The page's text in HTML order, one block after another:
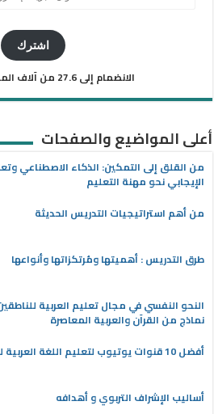
اشترك
الانضمام إلى 27.6 من آلاف المشتركين الآخرين
أعلى المواضيع والصفحات
من القلق إلى التمكين: الذكاء الاصطناعي
الإيجابي نحو مهنة التعليم
من أهم استراتيجيات التدريس الحديثة
طرق التدريس : أهميتها ومُرتكزاتها وأنواعها
النحو النفسي في مجال تعليم العربية
نماذج من القرآن والعربية المعاصرة
أفضل 10 قنوات يوتيوب لتعليم اللغة العربية للأطفال
أساليب الإشراف التربوي و أهدافه